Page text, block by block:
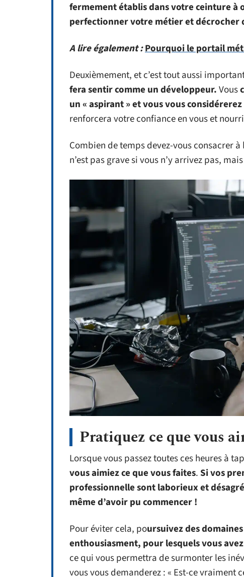
fermement établis dans votre ceinture à
perfectionner votre métier et décrocher
A lire également :Pourquoi le portail
Deuxièmement, et c’est tout aussi
fera sentir comme un développeur.Vous
un « aspirant » et vous vous
renforcera votre confiance en vous et
Combien de temps devez-vous consacrer
n’est pas grave si vous n’y arrivez pas,
Pratiquez ce que vous
Lorsque vous passez toutes ces heures à
vous aimiez ce que vous faites.Si vos
professionnelle sont laborieux et
même d’avoir pu commencer !
Pour éviter cela, poursuivez des
enthousiasment, pour lesquels vous
ce qui vous permettra de surmonter les
vous vous demanderez : « Est-ce vraiment